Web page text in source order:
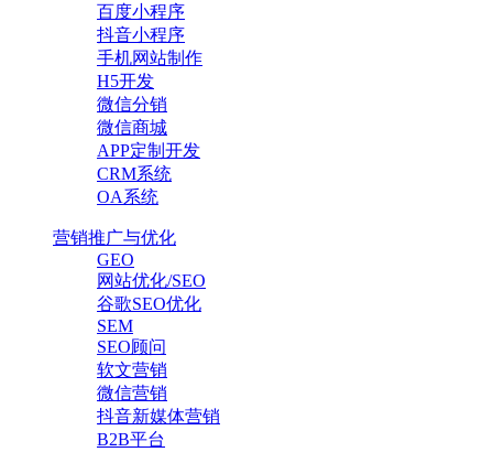
百度小程序
抖音小程序
手机网站制作
H5开发
微信分销
微信商城
APP定制开发
CRM系统
OA系统
营销推广与优化
GEO
网站优化/SEO
谷歌SEO优化
SEM
SEO顾问
软文营销
微信营销
抖音新媒体营销
B2B平台